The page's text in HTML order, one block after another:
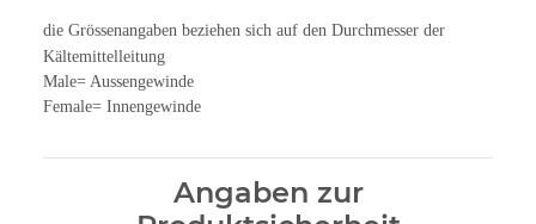
die Grössenangaben beziehen sich auf den Durchmesser der
Kältemittelleitung
Male= Aussengewinde
Female= Innengewinde
Angaben zur